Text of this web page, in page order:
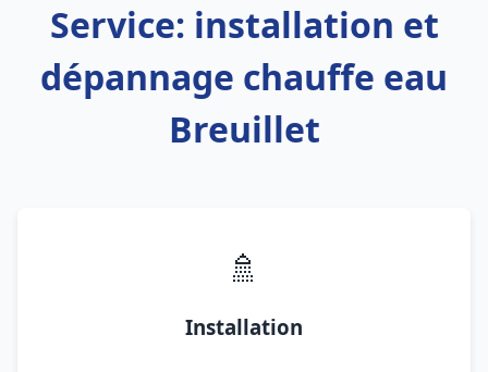
Service: installation et
dépannage chauffe eau
Breuillet
🚿
Installation